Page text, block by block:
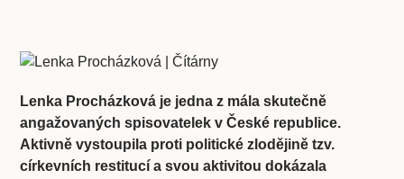
Lenka Procházková je jedna z mála skutečně
angažovaných spisovatelek v České republice.
Aktivně vystoupila proti politické zlodějině tzv.
církevních restitucí a svou aktivitou dokázala